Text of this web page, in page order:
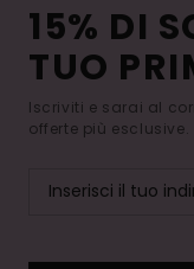
15% DI
TUO
Iscriviti e sarai al
offerte più esclusive.